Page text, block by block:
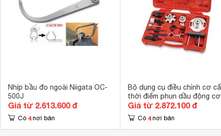
Nhíp bầu đo ngoài Niigata OC-
500J
Giá từ 2.613.600 đ
Có 4 nơi bán
Bộ dụng cụ điều chỉnh cơ
thời điểm phun dầu động cơ
diesel Toptul JGAI1203
Giá từ 2.872.100 đ
Có 4 nơi bán